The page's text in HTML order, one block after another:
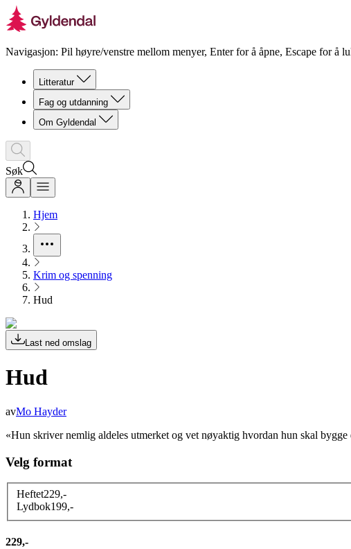
Navigasjon: Pil høyre/venstre mellom menyer, Enter for å åpne, Escape for å
Litteratur
Fag og utdanning
Om Gyldendal
Søk
Hjem
Krim og spenning
Hud
Last ned omslag
Hud
avMo Hayder
«Hun skriver nemlig aldeles utmerket og vet nøyaktig hvordan hun skal
Velg format
Heftet229,-
Lydbok199,-
229,-